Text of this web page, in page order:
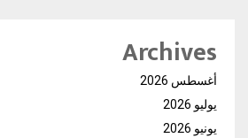
Archives
أغسطس 2026
يوليو 2026
يونيو 2026